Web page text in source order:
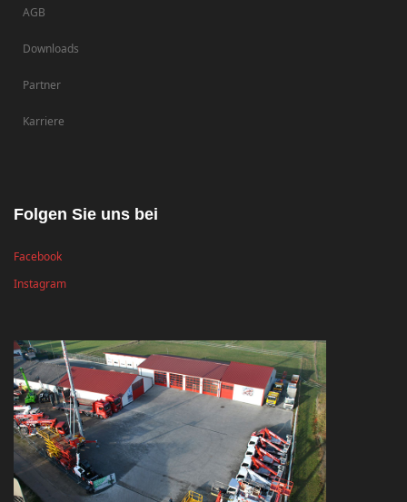
AGB
Downloads
Partner
Karriere
Folgen Sie uns bei
Facebook
Instagram